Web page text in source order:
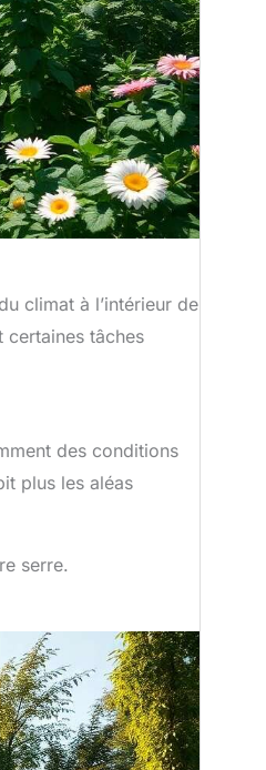
climat à l’intérieur de
certaines tâches
des conditions
plus les aléas
serre.